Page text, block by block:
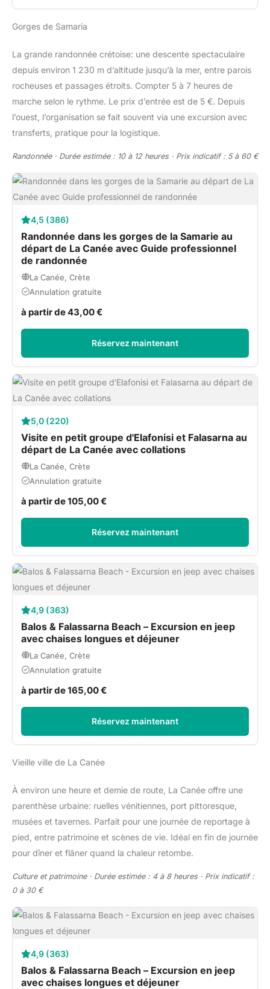
Gorges de Samaria
La grande randonnée crétoise: une descente spectaculaire
depuis environ 1 230 m d’altitude jusqu’à la mer, entre parois
rocheuses et passages étroits. Compter 5 à 7 heures de
marche selon le rythme. Le prix d’entrée est de 5 €. Depuis
l’ouest, l’organisation se fait souvent via une excursion avec
transferts, pratique pour la logistique.
Randonnée · Durée estimée : 10 à 12 heures · Prix indicatif : 5 à 60 €
4,5 (386)
Randonnée dans les gorges de la Samarie au
départ de La Canée avec Guide professionnel
de randonnée
La Canée, Crète
Annulation gratuite
à partir de 43,00 €
Réservez maintenant
5,0 (220)
Visite en petit groupe d'Elafonisi et Falasarna au
départ de La Canée avec collations
La Canée, Crète
Annulation gratuite
à partir de 105,00 €
Réservez maintenant
4,9 (363)
Balos & Falassarna Beach – Excursion en jeep
avec chaises longues et déjeuner
La Canée, Crète
Annulation gratuite
à partir de 165,00 €
Réservez maintenant
Vieille ville de La Canée
À environ une heure et demie de route, La Canée offre une
parenthèse urbaine: ruelles vénitiennes, port pittoresque,
musées et tavernes. Parfait pour une journée de reportage à
pied, entre patrimoine et scènes de vie. Idéal en fin de journée
pour dîner et flâner quand la chaleur retombe.
Culture et patrimoine · Durée estimée : 4 à 8 heures · Prix indicatif :
0 à 30 €
4,9 (363)
Balos & Falassarna Beach – Excursion en jeep
avec chaises longues et déjeuner